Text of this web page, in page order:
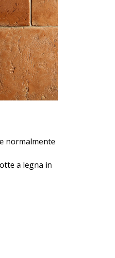
normalmente
a legna in